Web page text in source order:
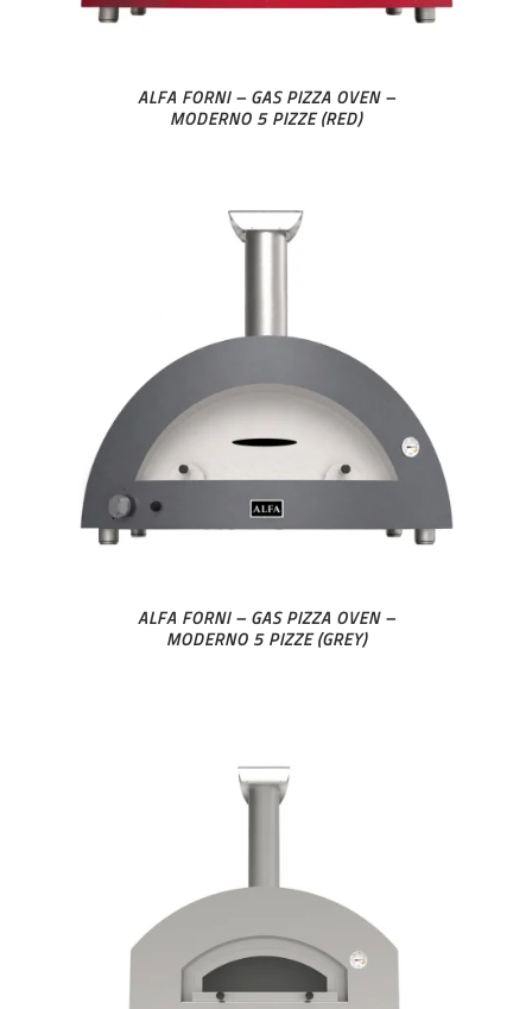
ALFA FORNI – GAS PIZZA OVEN –
MODERNO 5 PIZZE (RED)
ALFA FORNI – GAS PIZZA OVEN –
MODERNO 5 PIZZE (GREY)